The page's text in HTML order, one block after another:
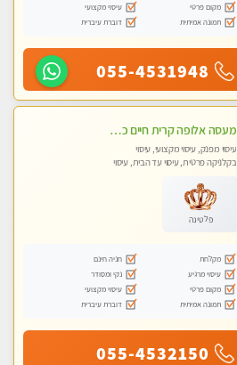
מקום פרטי
עיסוי מקצועי
תמונה אמיתית
דוברת עיברית
055-4531948
מעסה אלופה קרית חיים כל סוגי העיסויים מעסה מקצועית ואיכותית פרטי!!
עיסוי מפנק, עיסוי מקצועי, עיסוי
בקלניקה פרטית, עיסוי עד הבית, עיסוי
פלטינה
מקלחת
חניה חינם
עיסוי מרגיע
נקי ומסודר
מקום פרטי
עיסוי מקצועי
תמונה אמיתית
דוברת עיברית
055-4532150